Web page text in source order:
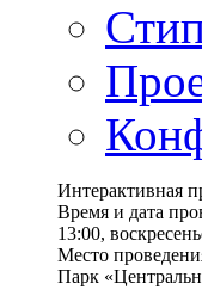
Интерактивная
Время и дата
13:00,
Место
Парк